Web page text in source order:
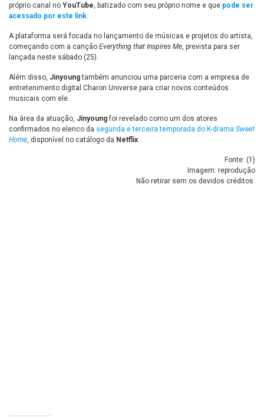
próprio canal no YouTube, batizado com seu próprio nome e que pode ser
acessado por este link.
A plataforma será focada no lançamento de músicas e projetos do artista,
começando com a canção Everything that Inspires Me, prevista para ser
lançada neste sábado (25).
Além disso, Jinyoungtambém anunciou uma parceria com a empresa de
entretenimento digital Charon Universe para criar novos conteúdos
musicais com ele.
Na área da atuação, Jinyoungfoi revelado como um dos atores
confirmados no elenco da segunda e terceira temporada do K-drama Sweet
Home, disponível no catálogo da Netflix.
Fonte: (1 )
Imagem: reprodução
Não retirar sem os devidos créditos.